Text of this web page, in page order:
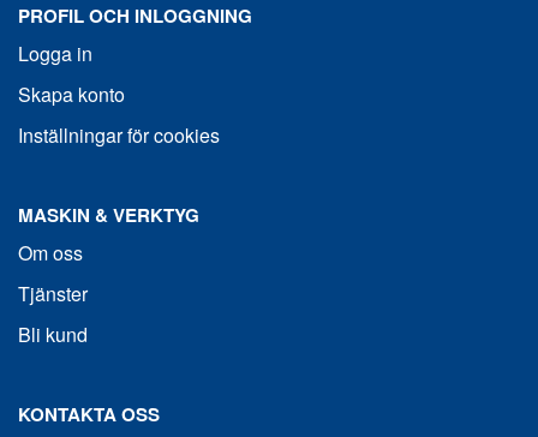
PROFIL OCH INLOGGNING
Logga in
Skapa konto
Inställningar för cookies
MASKIN & VERKTYG
Om oss
Tjänster
Bli kund
KONTAKTA OSS